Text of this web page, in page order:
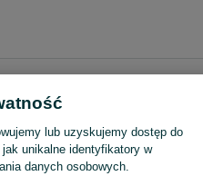
lub uzyskujemy dostęp do
unikalne identyfikatory w
danych osobowych.